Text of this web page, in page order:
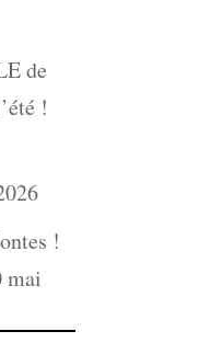
de
!
!
mai